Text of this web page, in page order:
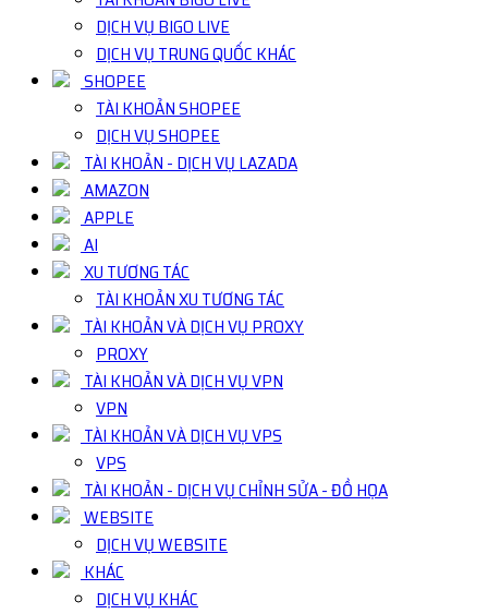
DỊCH VỤ BIGO LIVE
DỊCH VỤ TRUNG QUỐC KHÁC
SHOPEE
TÀI KHOẢN SHOPEE
DỊCH VỤ SHOPEE
TÀI KHOẢN - DỊCH VỤ LAZADA
AMAZON
APPLE
AI
XU TƯƠNG TÁC
TÀI KHOẢN XU TƯƠNG TÁC
TÀI KHOẢN VÀ DỊCH VỤ PROXY
PROXY
TÀI KHOẢN VÀ DỊCH VỤ VPN
VPN
TÀI KHOẢN VÀ DỊCH VỤ VPS
VPS
TÀI KHOẢN - DỊCH VỤ CHỈNH SỬA - ĐỒ HỌA
WEBSITE
DỊCH VỤ WEBSITE
KHÁC
DỊCH VỤ KHÁC